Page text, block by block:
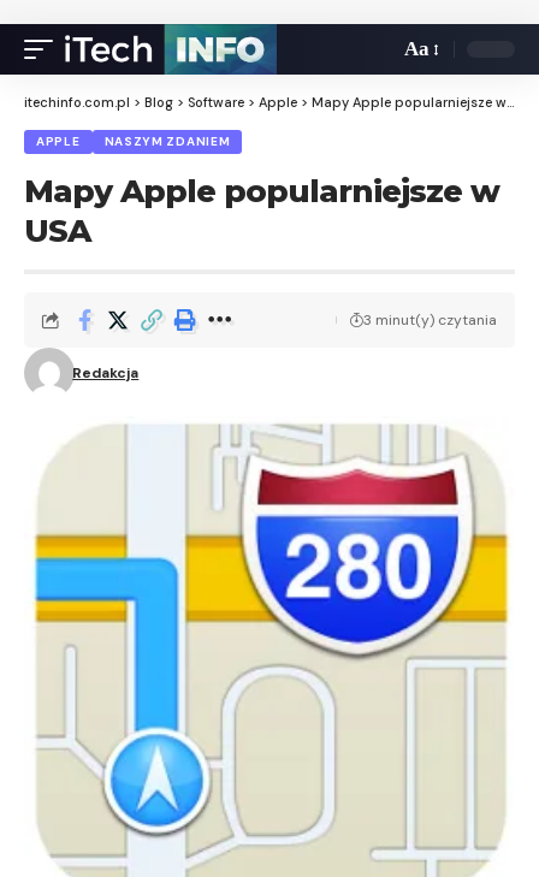
Aa
itechinfo.com.pl > Blog > Software > Apple > Mapy Apple popularniejsze w USA
APPLE NASZYM ZDANIEM
Mapy Apple popularniejsze w
USA
Redakcja
3 minut(y) czytania